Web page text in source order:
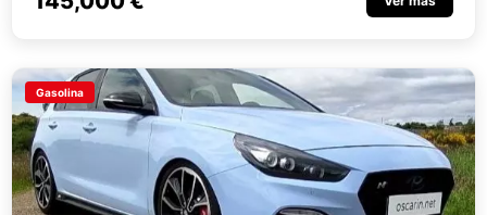
Gasolina